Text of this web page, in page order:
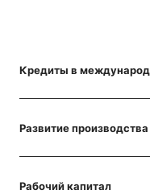
Кредиты в
Развитие производства
Рабочий капитал